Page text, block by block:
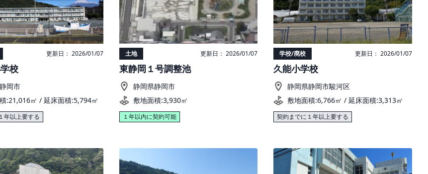
更新日： 2026/01/07
校
岡市
:21,016㎡ / 延床面積:5,794㎡
年以上要する
土地 更新日： 2026/01/07
東静岡１号調整池
静岡県静岡市
敷地面積:3,930㎡
１年以内に契約可能
学校/廃校 更新日： 2026/01/07
久能小学校
静岡県静岡市駿河区
敷地面積:6,766㎡ / 延床面積:3,313㎡
契約までに１年以上要する